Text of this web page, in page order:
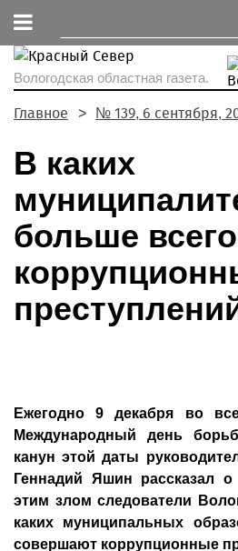
Вологодская областная газета.
Главное № 139, 6 сентября,
В каких
больше всего
Ежегодно 9 декабря во
Международный день
канун этой даты
Геннадий Яшин рассказал
этим злом следователи
каких муниципальных
совершают коррупционные